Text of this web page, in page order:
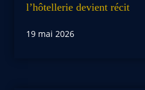
l’hôtellerie devient récit
19 mai 2026